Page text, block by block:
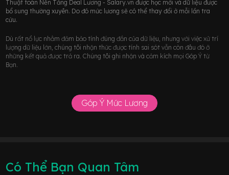
Thuật toán Nền Tảng Deal Lương - Salary.vn được học mới và dữ liệu được
bổ sung thường xuyên. Do đó mức lương sẽ có thể thay đổi ở mỗi lần tra
cứu.
Dù rất nổ lực nhằm đảm bảo tính đúng đắn của dữ liệu, nhưng với việc xử trí
lượng dữ liệu lớn, chúng tôi nhận thức được tính sai sót vẫn còn đâu đó ở
những kết quả được trả ra. Chúng tôi ghi nhận và cảm kích mọi Góp Ý từ
Bạn.
Góp Ý Mức Lương
Có Thể Bạn Quan Tâm